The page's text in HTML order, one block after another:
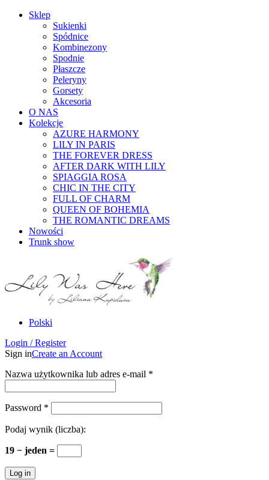
Sklep
Sukienki
Spódnice
Kombinezony
Spodnie
Płaszcze
Peleryny
Gorsety
Akcesoria
O NAS
Kolekcje
AZURE HARMONY
LILY IN PARIS
THE FOREVER DRESS
AFTER DARK WITH LILY
SPIAGGIA ROSA
CHIC IN THE CITY
FULL OF CHARM
QUEEN OF BOHEMIA
THE ROMANTIC DREAMS
Nowości
Trunk show
Polski
Login / Register
Sign inCreate an Account
Nazwa użytkownika lub adres e-mail *
Password *
Podaj wynik (liczba):
19 − jeden =
Log in